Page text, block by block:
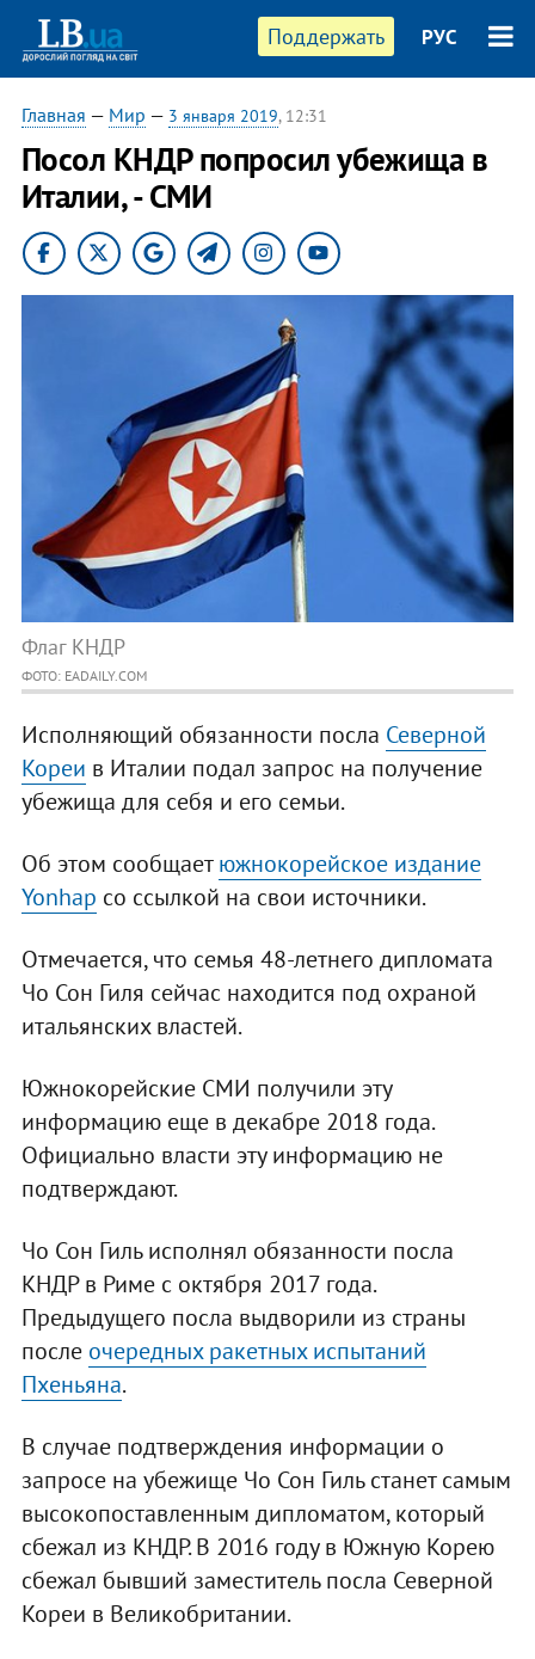
Поддержать РУС
Главная — Мир — 3 января 2019, 12:31
Посол КНДР попросил убежища в
Италии, - СМИ
Флаг КНДР
ФОТО: EADAILY.COM
Исполняющий обязанности посла Северной
Кореи в Италии подал запрос на получение
убежища для себя и его семьи.
Об этом сообщаетюжнокорейское издание
Yonhap со ссылкой на свои источники.
Отмечается, что семья 48-летнего дипломата
Чо Сон Гиля сейчас находится под охраной
итальянских властей.
Южнокорейские СМИ получили эту
информацию еще в декабре 2018 года.
Официально власти эту информацию не
подтверждают.
Чо Сон Гиль исполнял обязанности посла
КНДР в Риме с октября 2017 года.
Предыдущего посла выдворили из страны
после очередных ракетных испытаний
Пхеньяна.
В случае подтверждения информации о
запросе на убежище Чо Сон Гиль станет самым
высокопоставленным дипломатом, который
сбежал из КНДР. В 2016 году в Южную Корею
сбежал бывший заместитель посла Северной
Кореи в Великобритании.